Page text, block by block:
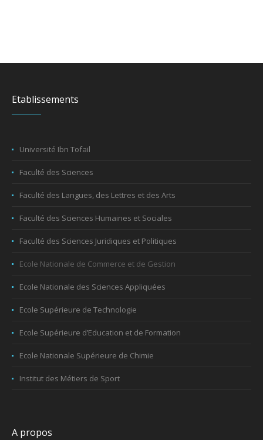
Etablissements
Université Ibn Tofail
Faculté des Sciences
Faculté des Langues, des Lettres et des Arts
Faculté des Sciences Humaines et Sociales
Faculté des Sciences Juridiques et Politiques
Ecole Nationale de Commerce et de Gestion
Ecole Nationale des Sciences Appliquées
Ecole Supérieure de Technologie
Ecole Supérieure d’Education et de Formation
Ecole Nationale Supérieure de Chimie
Institut des Métiers de Sport
A propos